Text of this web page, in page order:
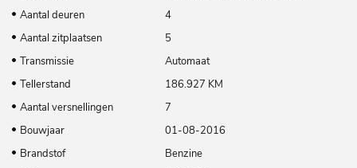
Aantal deuren
4
Aantal zitplaatsen
5
Transmissie
Automaat
Tellerstand
186.927 KM
Aantal versnellingen
7
Bouwjaar
01-08-2016
Brandstof
Benzine